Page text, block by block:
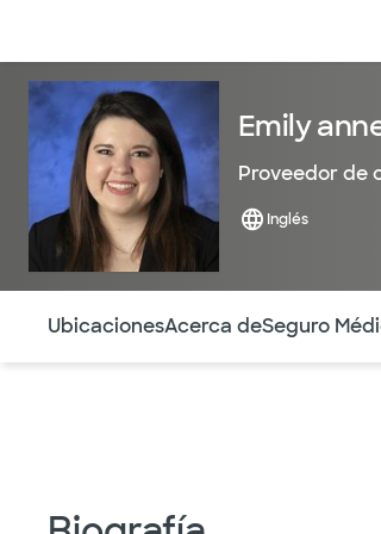
Emily
Proveedor de
Inglés
UbicacionesAcerca deSeguro